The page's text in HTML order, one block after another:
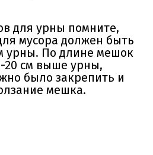
для урны помните,
мусора должен быть
урны. По длине мешок
20 см выше урны,
было закрепить и
мешка.